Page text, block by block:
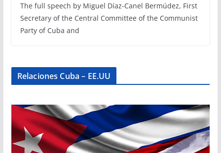
The full speech by Miguel Díaz-Canel Bermúdez, First
Secretary of the Central Committee of the Communist
Party of Cuba and
Relaciones Cuba – EE.UU